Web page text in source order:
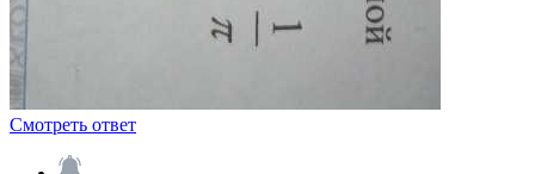
Смотреть ответ